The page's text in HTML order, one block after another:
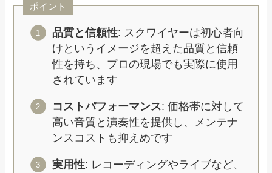
ポイント
品質と信頼性: スクワイヤーは初心者向
けというイメージを超えた品質と信頼
性を持ち、プロの現場でも実際に使用
されています
コストパフォーマンス: 価格帯に対して
高い音質と演奏性を提供し、メンテナ
ンスコストも抑えめです
実用性: レコーディングやライブなど、